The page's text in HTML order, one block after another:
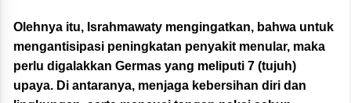
Olehnya itu, Israhmawaty mengingatkan, bahwa untuk
mengantisipasi peningkatan penyakit menular, maka
perlu digalakkan Germas yang meliputi 7 (tujuh)
upaya. Di antaranya, menjaga kebersihan diri dan